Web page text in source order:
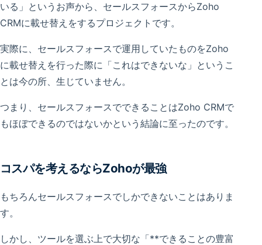
いる」というお声から、セールスフォースからZoho
CRMに載せ替えをするプロジェクトです。
実際に、セールスフォースで運用していたものをZoho
に載せ替えを行った際に「これはできないな」というこ
とは今の所、生じていません。
つまり、セールスフォースでできることはZoho CRMで
もほぼできるのではないかという結論に至ったのです。
コスパを考えるならZohoが最強
もちろんセールスフォースでしかできないことはありま
す。
しかし、ツールを選ぶ上で大切な「**できることの豊富